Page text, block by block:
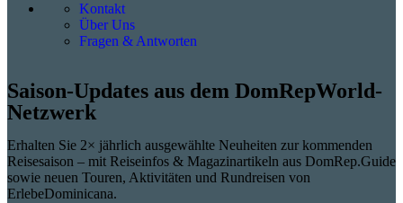
Kontakt
Über Uns
Fragen & Antworten
Saison-Updates aus dem DomRepWorld-
Netzwerk
Erhalten Sie 2× jährlich ausgewählte Neuheiten zur kommenden
Reisesaison – mit Reiseinfos & Magazinartikeln aus DomRep.Guide
sowie neuen Touren, Aktivitäten und Rundreisen von
ErlebeDominicana.